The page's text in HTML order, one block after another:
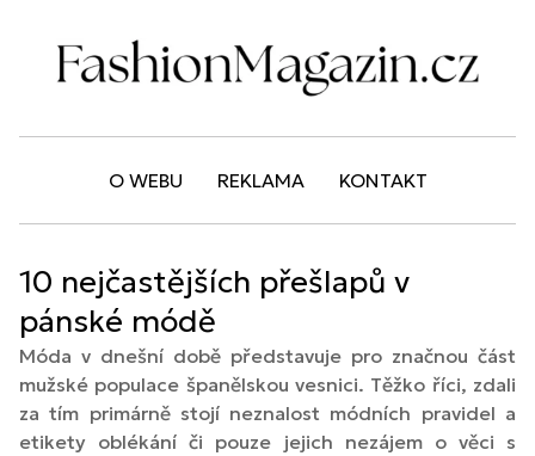
O WEBU REKLAMA KONTAKT
10 nejčastějších přešlapů v
pánské módě
Móda v dnešní době představuje pro značnou část
mužské populace španělskou vesnici. Těžko říci, zdali
za tím primárně stojí neznalost módních pravidel a
etikety oblékání či pouze jejich nezájem o věci s